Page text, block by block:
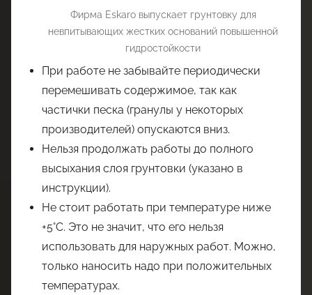
Фирма Eskaro выпускает грунтовку для
невпитывающих жестких оснований повышенной
гидростойкости
При работе не забывайте периодически
перемешивать содержимое, так как
частички песка (гранулы у некоторых
производителей) опускаются вниз.
Нельзя продолжать работы до полного
высыхания слоя грунтовки (указано в
инструкции).
Не стоит работать при температуре ниже
+5°C. Это не значит, что его нельзя
использовать для наружных работ. Можно,
только наносить надо при положительных
температурах.